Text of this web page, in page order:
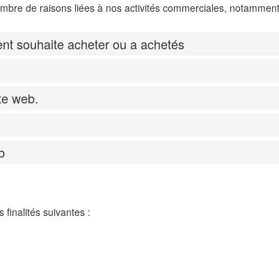
de raisons liées à nos activités commerciales,
souhaite acheter ou a achetés
web.
finalités suivantes :